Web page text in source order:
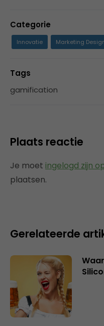
Categorie
Innovatie Marketing
Tags
gamification
Plaats reactie
Je moet ingelogd zijn
plaatsen.
Gerelateerde